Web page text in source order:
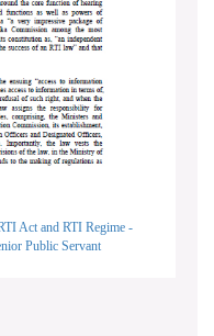
Act and RTI Regime -
Public Servant